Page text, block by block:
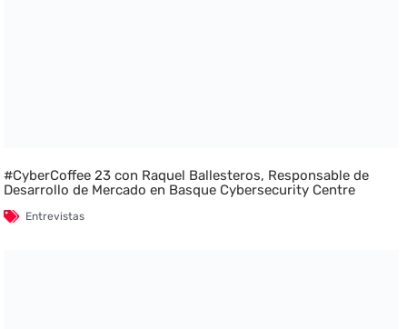
#CyberCoffee 23 con Raquel Ballesteros, Responsable de
Desarrollo de Mercado en Basque Cybersecurity Centre
Entrevistas